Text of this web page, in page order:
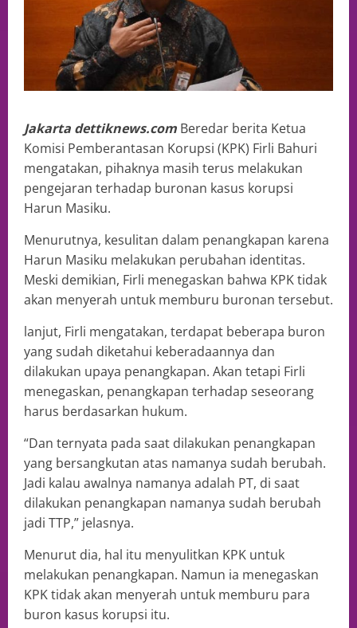
Jakarta dettiknews.com Beredar berita Ketua
Komisi Pemberantasan Korupsi (KPK) Firli Bahuri
mengatakan, pihaknya masih terus melakukan
pengejaran terhadap buronan kasus korupsi
Harun Masiku.
Menurutnya, kesulitan dalam penangkapan karena
Harun Masiku melakukan perubahan identitas.
Meski demikian, Firli menegaskan bahwa KPK tidak
akan menyerah untuk memburu buronan tersebut.
lanjut, Firli mengatakan, terdapat beberapa buron
yang sudah diketahui keberadaannya dan
dilakukan upaya penangkapan. Akan tetapi Firli
menegaskan, penangkapan terhadap seseorang
harus berdasarkan hukum.
“Dan ternyata pada saat dilakukan penangkapan
yang bersangkutan atas namanya sudah berubah.
Jadi kalau awalnya namanya adalah PT, di saat
dilakukan penangkapan namanya sudah berubah
jadi TTP,” jelasnya.
Menurut dia, hal itu menyulitkan KPK untuk
melakukan penangkapan. Namun ia menegaskan
KPK tidak akan menyerah untuk memburu para
buron kasus korupsi itu.